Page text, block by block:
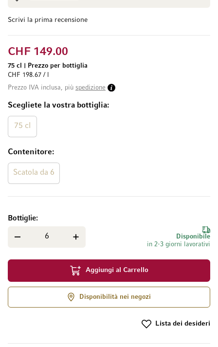
Scrivi la prima recensione
Scegliete la vostra bottiglia
75 cl
Contenitore
Scatola da 6
CHF 149.00
75 cl
Prezzo per bottiglia
CHF 198.67 / l
Prezzo IVA inclusa, più spedizione
Disponibile
in 2-3 giorni lavorativi
Bottiglie
Aggiungi al Carrello
Disponibilità nei negozi
Lista dei desideri